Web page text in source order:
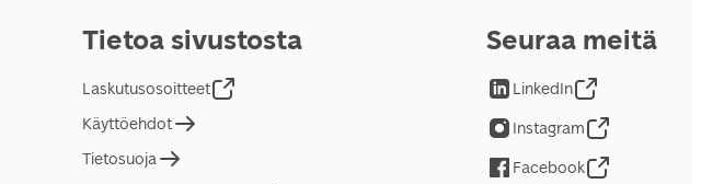
Tietoa sivustosta
Laskutusosoitteet
Käyttöehdot
Tietosuoja
Seuraa meitä
LinkedIn
Instagram
Facebook